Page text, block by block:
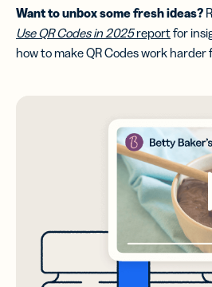
Want to unbox some fresh ideas?
Use QR Codes in 2025reportfor
how to make QR Codes work harder